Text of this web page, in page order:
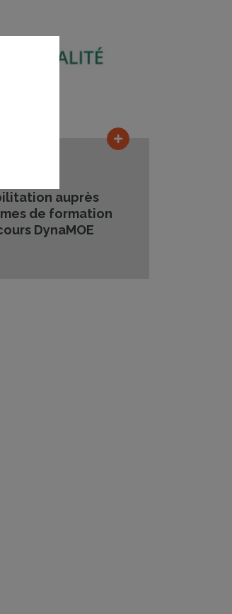
auprès
de formation
DynaMOE
Lire la suite